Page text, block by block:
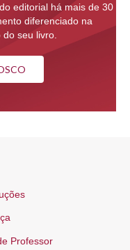
editorial há mais de 30
diferenciado na
seu livro.
Professor